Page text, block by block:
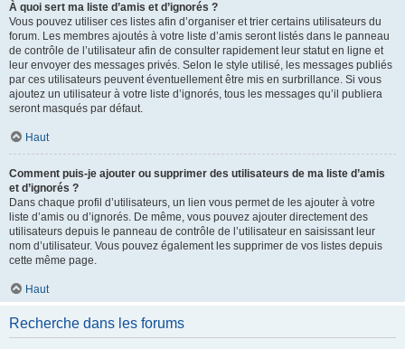
À quoi sert ma liste d’amis et d’ignorés ?
Vous pouvez utiliser ces listes afin d’organiser et trier certains utilisateurs du
forum. Les membres ajoutés à votre liste d’amis seront listés dans le panneau
de contrôle de l’utilisateur afin de consulter rapidement leur statut en ligne et
leur envoyer des messages privés. Selon le style utilisé, les messages publiés
par ces utilisateurs peuvent éventuellement être mis en surbrillance. Si vous
ajoutez un utilisateur à votre liste d’ignorés, tous les messages qu’il publiera
seront masqués par défaut.
Haut
Comment puis-je ajouter ou supprimer des utilisateurs de ma liste d’amis
et d’ignorés ?
Dans chaque profil d’utilisateurs, un lien vous permet de les ajouter à votre
liste d’amis ou d’ignorés. De même, vous pouvez ajouter directement des
utilisateurs depuis le panneau de contrôle de l’utilisateur en saisissant leur
nom d’utilisateur. Vous pouvez également les supprimer de vos listes depuis
cette même page.
Haut
Recherche dans les forums